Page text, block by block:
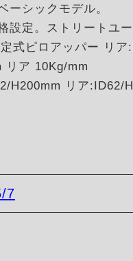
ーシックモデル。
設定。ストリートユ
式ピロアッパー リア
リア 10Kg/mm
H200mm リア:ID62/
7